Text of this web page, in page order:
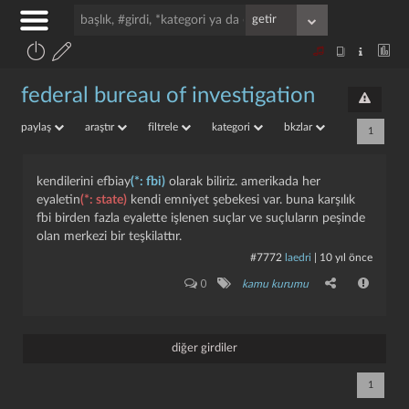
federal bureau of investigation
paylaş araştır filtrele kategori bkzlar 1
kendilerini efbiay(*: fbi) olarak biliriz. amerikada her
eyaletin(*: state) kendi emniyet şebekesi var. buna karşılık
fbi birden fazla eyalette işlenen suçlar ve suçluların peşinde
olan merkezi bir teşkilattır.
#7772 laedri 10 yıl önce
0 kamu kurumu
diğer girdiler
1